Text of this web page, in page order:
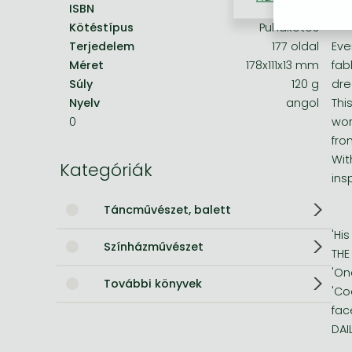
Bleach manga
One-Punch Man manga
ISBN
Kötéstípus
Puhakötés
Terjedelem
177 oldal
Méret
178x111x13 mm
Súly
120 g
Nyelv
angol
0
Kategóriák
Táncművészet, balett
Színházművészet
További könyvek